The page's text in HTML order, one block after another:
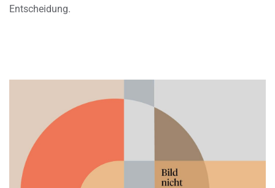
Entscheidung.